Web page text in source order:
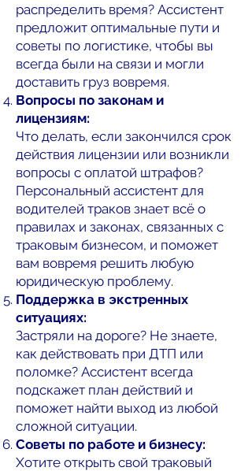
распределить время? Ассистент
предложит оптимальные пути и
советы по логистике, чтобы вы
всегда были на связи и могли
доставить груз вовремя.
Вопросы по законам и
лицензиям:
Что делать, если закончился срок
действия лицензии или возникли
вопросы с оплатой штрафов?
Персональный ассистент для
водителей траков знает всё о
правилах и законах, связанных с
траковым бизнесом, и поможет
вам вовремя решить любую
юридическую проблему.
Поддержка в экстренных
ситуациях:
Застряли на дороге? Не знаете,
как действовать при ДТП или
поломке? Ассистент всегда
подскажет план действий и
поможет найти выход из любой
сложной ситуации.
Советы по работе и бизнесу:
Хотите открыть свой траковый